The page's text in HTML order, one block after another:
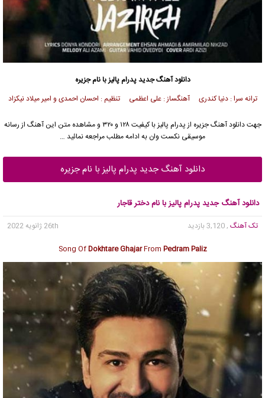
دانلود آهنگ جدیدپدرام پالیزبا نام جزیره
ترانه سرا : دنیا کندری آهنگساز : علی اعظمی تنظیم : احسان احمدی و امیر میلاد نیکزاد
جهت دانلود آهنگ جزیره از پدرام پالیز
با کیفیت ۱۲۸ و ۳۲۰ و مشاهده متن این آهنگ از رسانه
موسیقی نکست وان به ادامه مطلب مراجعه نمائید …
دانلود آهنگ جدید پدرام پالیز با نام جزیره
دانلود آهنگ جدید پدرام پالیز با نام دختر قاجار
تک آهنگ , 3,120 بازدید
26th ژانویه 2022
Song OfDokhtare GhajarFrom Pedram Paliz